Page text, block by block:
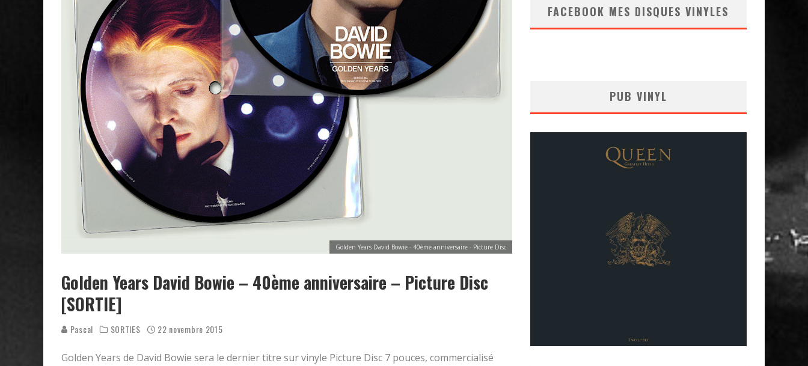
Golden Years David Bowie - 40ème anniversaire - Picture Disc
Golden Years David Bowie – 40ème anniversaire – Picture Disc
[SORTIE]
Pascal SORTIES 22 novembre 2015
Golden Years de David Bowie sera le dernier titre sur vinyle Picture Disc 7 pouces, commercialisé
FACEBOOK MES DISQUES VINYLES
PUB VINYL